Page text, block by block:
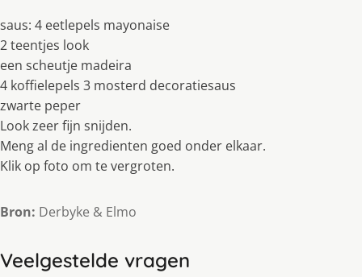
saus: 4 eetlepels mayonaise
2 teentjes look
een scheutje madeira
4 koffielepels 3 mosterd decoratiesaus
zwarte peper
Look zeer fijn snijden.
Meng al de ingredienten goed onder elkaar.
Klik op foto om te vergroten.
Bron: Derbyke & Elmo
Veelgestelde vragen